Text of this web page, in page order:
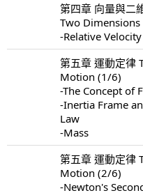
第四章 向量與二
Two
-Relative Velocity
第五章 運動定律
Motion (1/6)
-The Concept of
-Inertia Frame
Law
-Mass
第五章 運動定律
Motion (2/6)
-Newton's